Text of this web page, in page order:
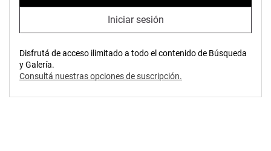
Iniciar sesión
Disfrutá de acceso ilimitado a todo el contenido de Búsqueda
y Galería.
Consultá nuestras opciones de suscripción.